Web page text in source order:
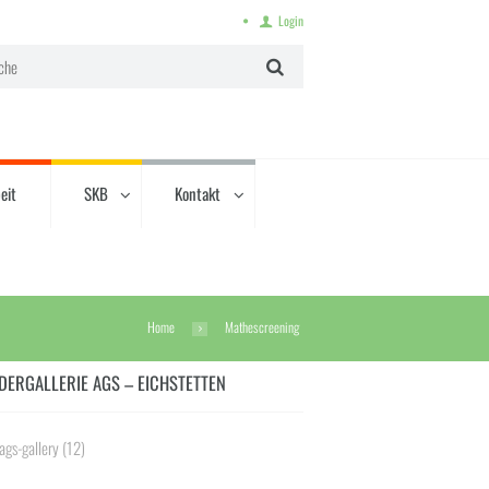
Login
SKB Kontakt
Home Mathescreening
AGS – EICHSTETTEN
ags-gallery (12)